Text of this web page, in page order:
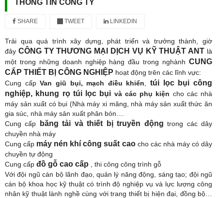
THÔNG TIN CÔNG TY
SHARE TWEET LINKEDIN
Trải qua quá trình xây dựng, phát triển và trưởng thành, giờ
đây CÔNG TY THƯƠNG MẠI DỊCH VỤ KỸ THUẬT ANT là
một trong những doanh nghiệp hàng đầu trong nghành CUNG
CẤP THIẾT BỊ CÔNG NGHIỆP hoạt động trên các lĩnh vực:
Cung cấpVan giũ bụi, mạch điều khiển ,túi lọc bụi công
nghiệp, khung rọ túi lọc bụi và các phụ kiện cho các nhà
máy sản xuất có bụi (Nhà máy xi măng, nhà máy sản xuất thức ăn
gia súc, nhà máy sản xuất phân bón....
Cung cấp
băng tải và thiết bị truyền động trong các dây
chuyền nhà máy
Cung cấp máy nén khí công suất caocho các nhà máy có dây
chuyền tự động
Cung cấp đồ gỗ cao cấp , thi công công trình gỗ
Với đội ngũ cán bộ lãnh đạo, quản lý năng động, sáng tạo; đội ngũ
cán bộ khoa học kỹ thuật có trình độ nghiệp vụ và lực lượng công
nhân kỹ thuật lành nghề cùng với trang thiết bị hiện đại, đồng bộ…